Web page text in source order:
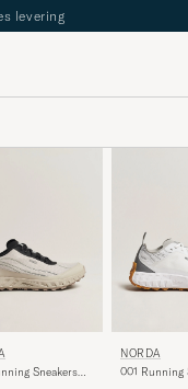
Sneakers
NORDA
001 Running